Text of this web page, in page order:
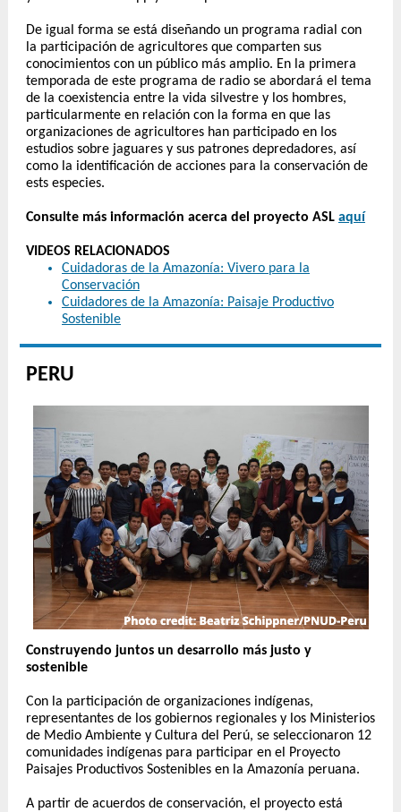
De igual forma se está diseñando un programa radial con
la participación de agricultores que comparten sus
conocimientos con un público más amplio. En la primera
temporada de este programa de radio se abordará el tema
de la coexistencia entre la vida silvestre y los hombres,
particularmente en relación con la forma en que las
organizaciones de agricultores han participado en los
estudios sobre jaguares y sus patrones depredadores, así
como la identificación de acciones para la conservación de
ests especies.
Consulte más información acerca del proyecto ASL aquí
VIDEOS RELACIONADOS
Cuidadoras de la Amazonía: Vivero para la
Conservación
Cuidadores de la Amazonía: Paisaje Productivo
Sostenible
PERU
Construyendo juntos un desarrollo más justo y
sostenible
Con la participación de organizaciones indígenas,
representantes de los gobiernos regionales y los Ministerios
de Medio Ambiente y Cultura del Perú, se seleccionaron 12
comunidades indígenas para participar en el Proyecto
Paisajes Productivos Sostenibles en la Amazonía peruana.
A partir de acuerdos de conservación, el proyecto está